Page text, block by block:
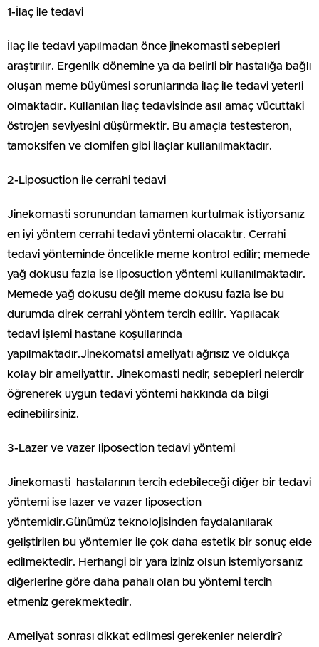
1-İlaç ile tedavi
İlaç ile tedavi yapılmadan önce jinekomasti sebepleri
araştırılır. Ergenlik dönemine ya da belirli bir hastalığa bağlı
oluşan meme büyümesi sorunlarında ilaç ile tedavi yeterli
olmaktadır. Kullanılan ilaç tedavisinde asıl amaç vücuttaki
östrojen seviyesini düşürmektir. Bu amaçla testesteron,
tamoksifen ve clomifen gibi ilaçlar kullanılmaktadır.
2-Liposuction ile cerrahi tedavi
Jinekomasti sorunundan tamamen kurtulmak istiyorsanız
en iyi yöntem cerrahi tedavi yöntemi olacaktır. Cerrahi
tedavi yönteminde öncelikle meme kontrol edilir; memede
yağ dokusu fazla ise liposuction yöntemi kullanılmaktadır.
Memede yağ dokusu değil meme dokusu fazla ise bu
durumda direk cerrahi yöntem tercih edilir. Yapılacak
tedavi işlemi hastane koşullarında
yapılmaktadır.Jinekomatsi ameliyatı ağrısız ve oldukça
kolay bir ameliyattır. Jinekomasti nedir, sebepleri nelerdir
öğrenerek uygun tedavi yöntemi hakkında da bilgi
edinebilirsiniz.
3-Lazer ve vazer liposection tedavi yöntemi
Jinekomasti hastalarının tercih edebileceği diğer bir tedavi
yöntemi ise lazer ve vazer liposection
yöntemidir.Günümüz teknolojisinden faydalanılarak
geliştirilen bu yöntemler ile çok daha estetik bir sonuç elde
edilmektedir. Herhangi bir yara iziniz olsun istemiyorsanız
diğerlerine göre daha pahalı olan bu yöntemi tercih
etmeniz gerekmektedir.
Ameliyat sonrası dikkat edilmesi gerekenler nelerdir?